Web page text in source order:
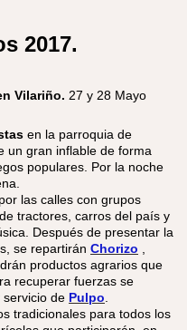
2017.
Vilariño. 27 y 28 Mayo
en la parroquia de
un gran inflable de forma
populares. Por la noche
las calles con grupos
tractores, carros del país y
Después de presentar la
se repartirán Chorizo ,
productos agrarios que
recuperar fuerzas se
de Pulpo.
tradicionales para todos los